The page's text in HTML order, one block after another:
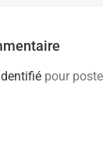
pour